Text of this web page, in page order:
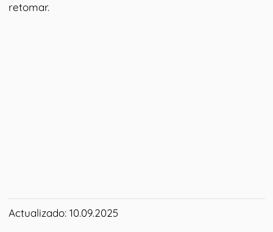
retomar.
Actualizado: 10.09.2025